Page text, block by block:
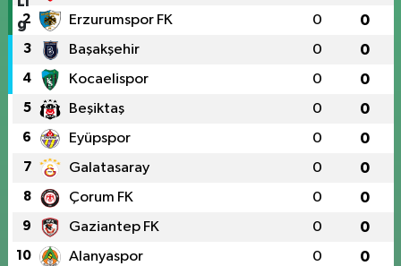
2 Erzurumspor FK 0 0
3 Başakşehir 0 0
4 Kocaelispor 0 0
5 Beşiktaş 0 0
6 Eyüpspor 0 0
7 Galatasaray 0 0
8 Çorum FK 0 0
9 Gaziantep FK 0 0
10 Alanyaspor 0 0